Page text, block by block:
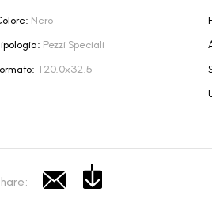
Nero
Pezzi Speciali
120.0x32.5